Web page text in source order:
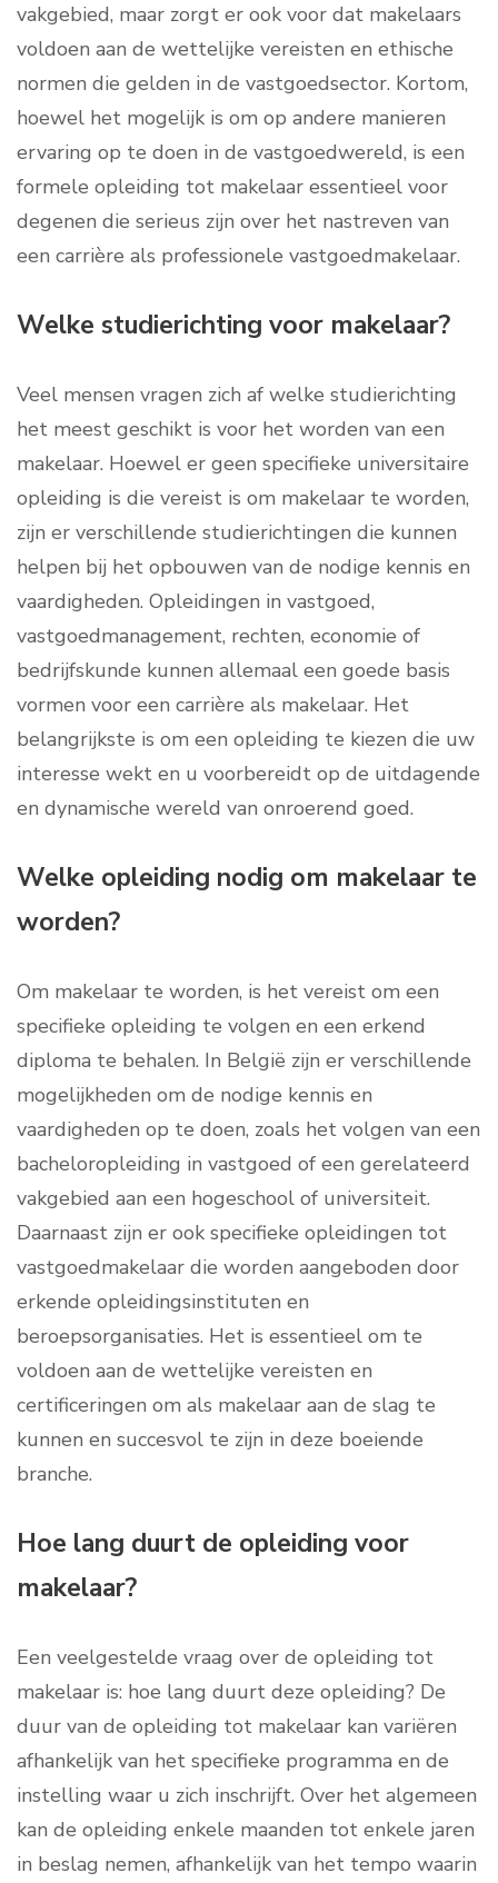
vakgebied, maar zorgt er ook voor dat makelaars
voldoen aan de wettelijke vereisten en ethische
normen die gelden in de vastgoedsector. Kortom,
hoewel het mogelijk is om op andere manieren
ervaring op te doen in de vastgoedwereld, is een
formele opleiding tot makelaar essentieel voor
degenen die serieus zijn over het nastreven van
een carrière als professionele vastgoedmakelaar.
Welke studierichting voor makelaar?
Veel mensen vragen zich af welke studierichting
het meest geschikt is voor het worden van een
makelaar. Hoewel er geen specifieke universitaire
opleiding is die vereist is om makelaar te worden,
zijn er verschillende studierichtingen die kunnen
helpen bij het opbouwen van de nodige kennis en
vaardigheden. Opleidingen in vastgoed,
vastgoedmanagement, rechten, economie of
bedrijfskunde kunnen allemaal een goede basis
vormen voor een carrière als makelaar. Het
belangrijkste is om een opleiding te kiezen die uw
interesse wekt en u voorbereidt op de uitdagende
en dynamische wereld van onroerend goed.
Welke opleiding nodig om makelaar te
worden?
Om makelaar te worden, is het vereist om een
specifieke opleiding te volgen en een erkend
diploma te behalen. In België zijn er verschillende
mogelijkheden om de nodige kennis en
vaardigheden op te doen, zoals het volgen van een
bacheloropleiding in vastgoed of een gerelateerd
vakgebied aan een hogeschool of universiteit.
Daarnaast zijn er ook specifieke opleidingen tot
vastgoedmakelaar die worden aangeboden door
erkende opleidingsinstituten en
beroepsorganisaties. Het is essentieel om te
voldoen aan de wettelijke vereisten en
certificeringen om als makelaar aan de slag te
kunnen en succesvol te zijn in deze boeiende
branche.
Hoe lang duurt de opleiding voor
makelaar?
Een veelgestelde vraag over de opleiding tot
makelaar is: hoe lang duurt deze opleiding? De
duur van de opleiding tot makelaar kan variëren
afhankelijk van het specifieke programma en de
instelling waar u zich inschrijft. Over het algemeen
kan de opleiding enkele maanden tot enkele jaren
in beslag nemen, afhankelijk van het tempo waarin